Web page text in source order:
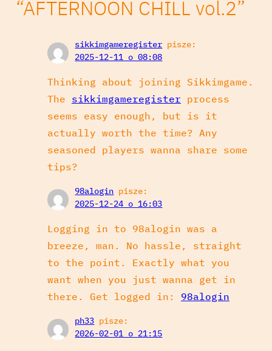
“AFTERNOON CHILL vol.2”
sikkimgameregister pisze:
2025-12-11 o 08:08
Thinking about joining Sikkimgame.
The sikkimgameregister process
seems easy enough, but is it
actually worth the time? Any
seasoned players wanna share some
tips?
98alogin pisze:
2025-12-24 o 16:03
Logging in to 98alogin was a
breeze, man. No hassle, straight
to the point. Exactly what you
want when you just wanna get in
there. Get logged in: 98alogin
ph33 pisze:
2026-02-01 o 21:15